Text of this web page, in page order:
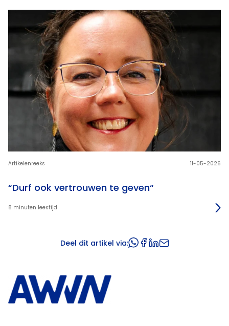
“Durf ook vertrouwen te geven“
Artikelenreeks 11-05-2026
8 minuten leestijd
Deel dit artikel via: